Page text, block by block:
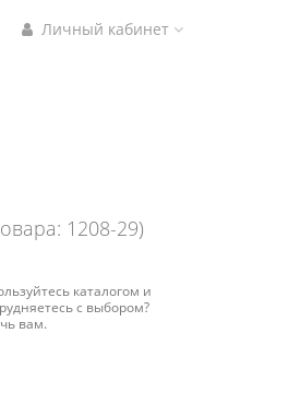
Личный кабинет
1208-29)
каталогом и
с выбором?
вам.